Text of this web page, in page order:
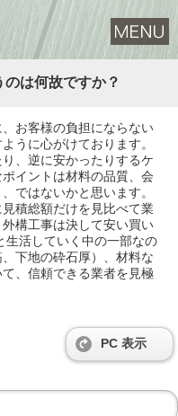
は何故ですか？
お客様の負担にならない
うに心がけております。
、逆に安かったりするケ
イントは材料の品質、会
ではないかと思います。
積総額だけを見比べて業
構工事は決して安い買い
生活していく中の一部なの
下地の砕石厚）、材料な
、信頼できる業者を見極
PC 表示